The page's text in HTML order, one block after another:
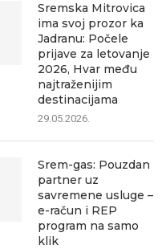
Sremska Mitrovica
ima svoj prozor ka
Jadranu: Počele
prijave za letovanje
2026, Hvar među
najtraženijim
destinacijama
29.05.2026.
Srem-gas: Pouzdan
partner uz
savremene usluge –
e-račun i REP
program na samo
klik